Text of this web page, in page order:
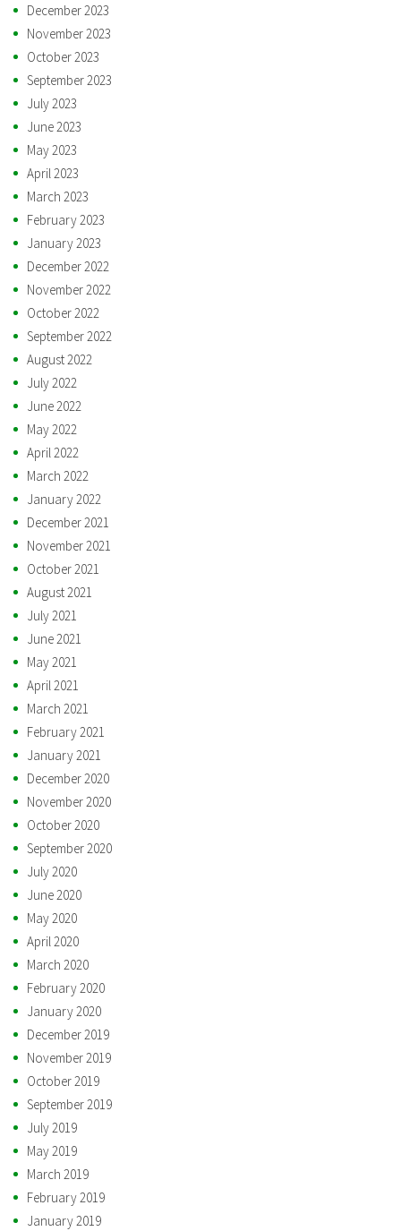
December 2023
November 2023
October 2023
September 2023
July 2023
June 2023
May 2023
April 2023
March 2023
February 2023
January 2023
December 2022
November 2022
October 2022
September 2022
August 2022
July 2022
June 2022
May 2022
April 2022
March 2022
January 2022
December 2021
November 2021
October 2021
August 2021
July 2021
June 2021
May 2021
April 2021
March 2021
February 2021
January 2021
December 2020
November 2020
October 2020
September 2020
July 2020
June 2020
May 2020
April 2020
March 2020
February 2020
January 2020
December 2019
November 2019
October 2019
September 2019
July 2019
May 2019
March 2019
February 2019
January 2019